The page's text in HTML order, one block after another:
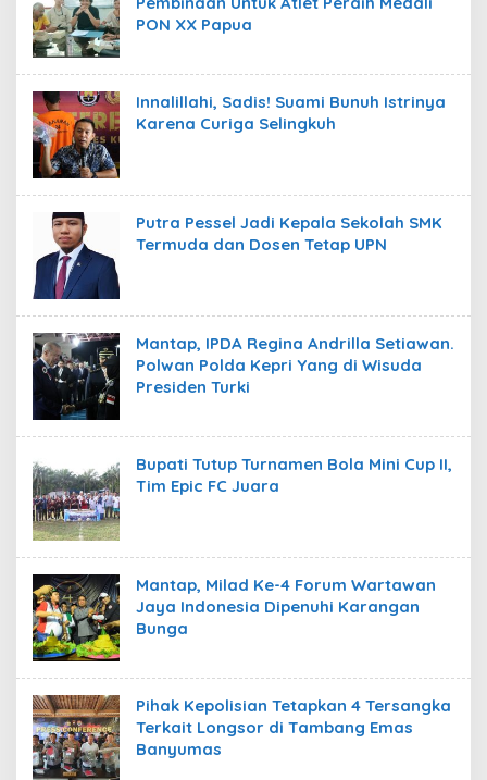
PON XX Papua
Innalillahi, Sadis! Suami Bunuh Istrinya
Karena Curiga Selingkuh
Putra Pessel Jadi Kepala Sekolah SMK
Termuda dan Dosen Tetap UPN
Mantap, IPDA Regina Andrilla Setiawan.
Polwan Polda Kepri Yang di Wisuda
Presiden Turki
Bupati Tutup Turnamen Bola Mini Cup II,
Tim Epic FC Juara
Mantap, Milad Ke-4 Forum Wartawan
Jaya Indonesia Dipenuhi Karangan
Bunga
Pihak Kepolisian Tetapkan 4 Tersangka
Terkait Longsor di Tambang Emas
Banyumas